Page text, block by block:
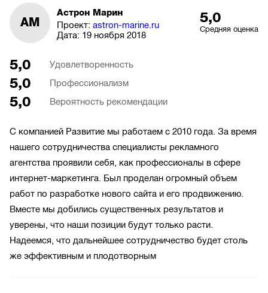
АМ
Астрон Марин
Проект: astron-marine.ru
Дата: 19 ноября 2018
5,0
Средняя оценка
5,0 Удовлетворенность
5,0 Профессионализм
5,0 Вероятность рекомендации
С компанией Развитие мы работаем с 2010 года. За время
нашего сотрудничества специалисты рекламного
агентства проявили себя, как профессионалы в сфере
интернет-маркетинга. Был проделан огромный объем
работ по разработке нового сайта и его продвижению.
Вместе мы добились существенных результатов и
уверены, что наши позиции будут только расти.
Надеемся, что дальнейшее сотрудничество будет столь
же эффективным и плодотворным